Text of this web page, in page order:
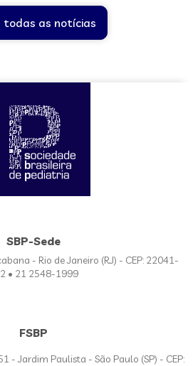
todas as notícias
SBP-Sede
- Rio de Janeiro (RJ) - CEP: 22041-
• 21 2548-1999
FSBP
- Jardim Paulista - São Paulo (SP) - CEP: